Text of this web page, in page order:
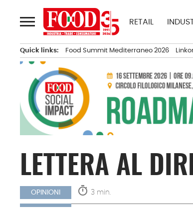
al
contenuto
RETAIL
Quick links: Food Summit Mediterraneo 2026
LETTERA AL
OPINIONI timer 3 min.